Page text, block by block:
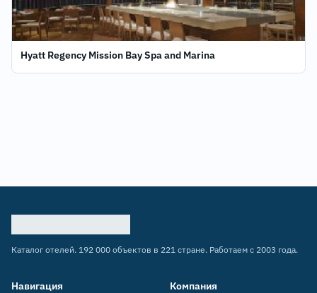
Hyatt Regency Mission Bay Spa and Marina
Каталог отелей. 192 000 объектов в 221 стране. Работаем с 2003 года.
Навигация
Компания